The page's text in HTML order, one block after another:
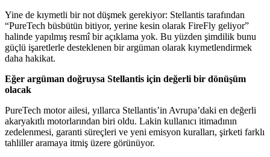
Yine de kıymetli bir not düşmek gerekiyor: Stellantis tarafından
“PureTech büsbütün bitiyor, yerine kesin olarak FireFly geliyor”
halinde yapılmış resmî bir açıklama yok. Bu yüzden şimdilik bunu
güçlü işaretlerle desteklenen bir argüman olarak kıymetlendirmek
daha hakikat.
Eğer argüman doğruysa Stellantis için değerli bir dönüşüm
olacak
PureTech motor ailesi, yıllarca Stellantis’in Avrupa’daki en değerli
akaryakıtlı motorlarından biri oldu. Lakin kullanıcı itimadının
zedelenmesi, garanti süreçleri ve yeni emisyon kuralları, şirketi farklı
tahliller aramaya itmiş üzere görünüyor.